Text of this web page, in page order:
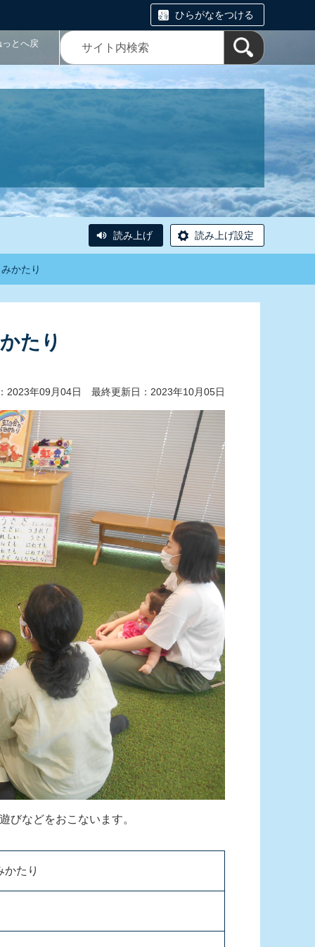
ひらがなをつける
とへ戻
読み上げ 読み上げ設定
かたり
たり
2023年09月04日 最終更新日：2023年10月05日
びなどをおこないます。
かたり